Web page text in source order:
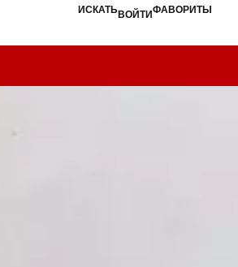
ИСКАТЬВОЙТИФАВОРИТЫ